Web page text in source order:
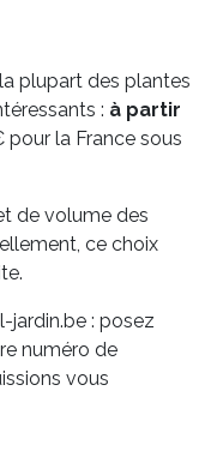
plupart des plantes
: à partir
la France sous
de volume des
ce choix
jardin.be : posez
numéro de
vous